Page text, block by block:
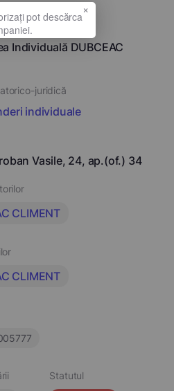
Individuală DUBCEAC
juridică
individuale
Vasile, 24, ap.(of.) 34
CLIMENT
CLIMENT
Statutul
×